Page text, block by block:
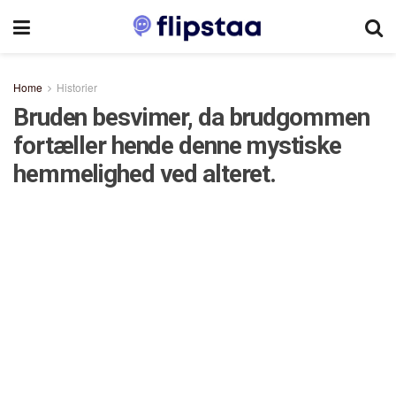
Home Historier
Bruden besvimer, da brudgommen
fortæller hende denne mystiske
hemmelighed ved alteret.